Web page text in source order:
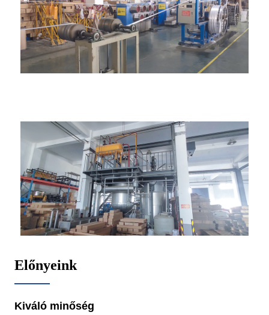
Előnyeink
Kiváló minőség